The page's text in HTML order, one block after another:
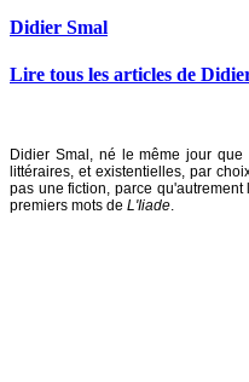
Didier Smal
Lire tous les articles de
Didier Smal, né le même jour
littéraires, et existentielles, par
pas une fiction, parce
premiers mots de L'Iiade.